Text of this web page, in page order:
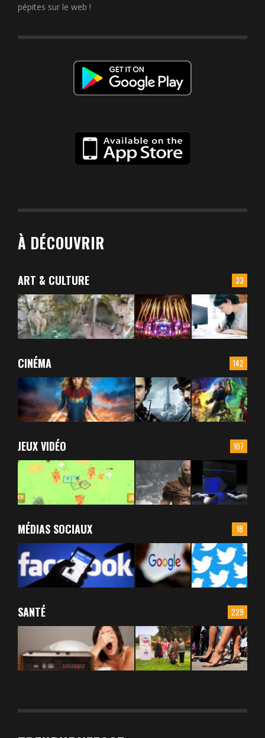
pépites sur le web !
À DÉCOUVRIR
33
ART & CULTURE
142
CINÉMA
107
JEUX VIDÉO
18
MÉDIAS SOCIAUX
229
SANTÉ